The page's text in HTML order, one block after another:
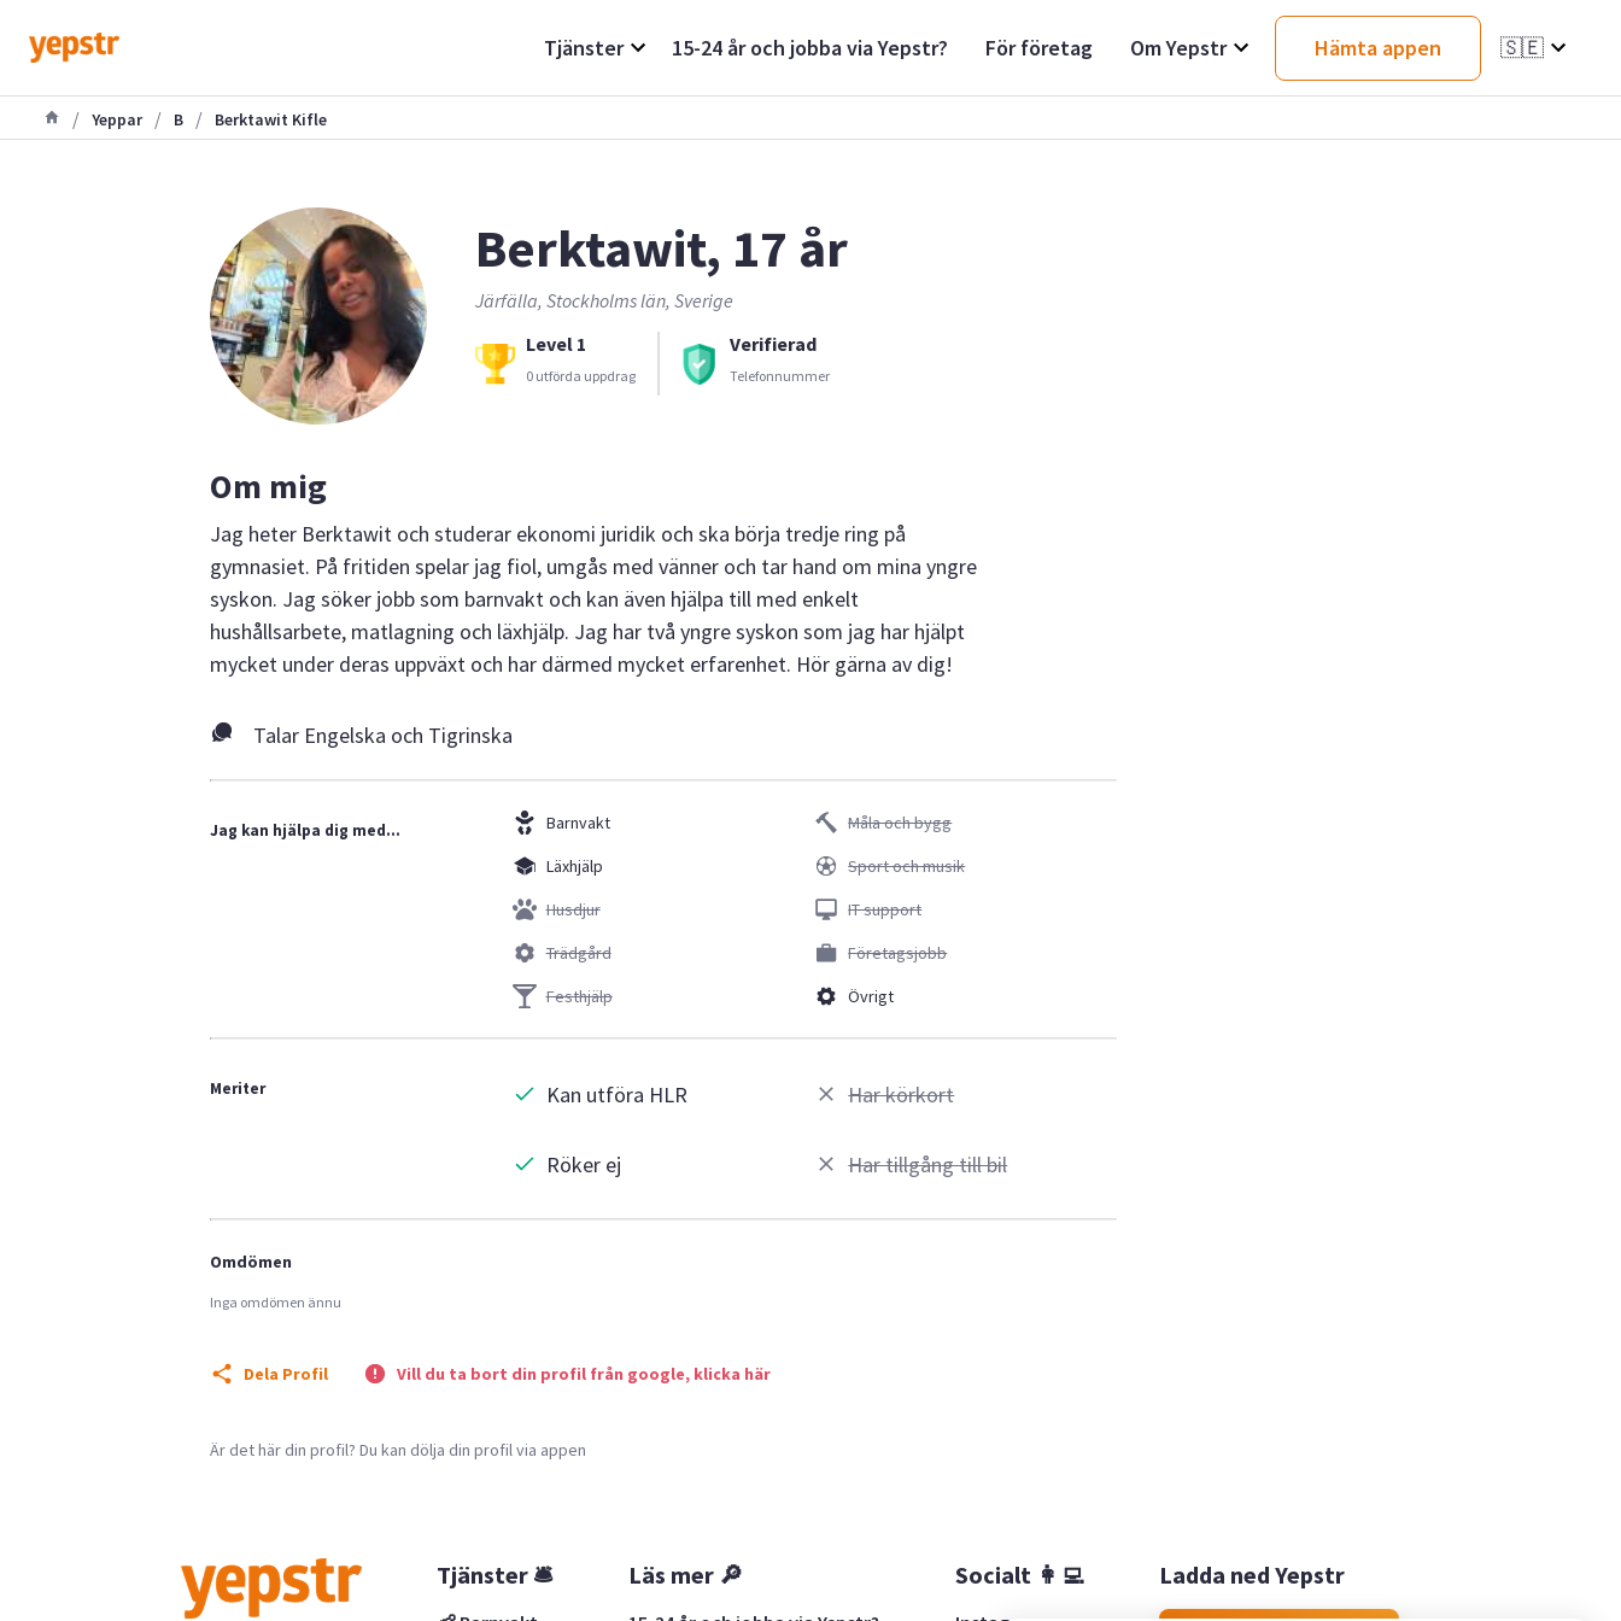
Tjänster 15-24 år och jobba via Yepstr? För företag Om Yepstr Hämta appen 🇸🇪
/ Yeppar / B / Berktawit Kifle
Berktawit, 17 år
Järfälla, Stockholms län, Sverige
Level 1
0 utförda uppdrag
Verifierad
Telefonnummer
Om mig
Jag heter Berktawit och studerar ekonomi juridik och ska börja tredje ring på
gymnasiet. På fritiden spelar jag fiol, umgås med vänner och tar hand om mina yngre
syskon. Jag söker jobb som barnvakt och kan även hjälpa till med enkelt
hushållsarbete, matlagning och läxhjälp. Jag har två yngre syskon som jag har hjälpt
mycket under deras uppväxt och har därmed mycket erfarenhet. Hör gärna av dig!
Talar Engelska och Tigrinska
Jag kan hjälpa dig med...
Barnvakt
Läxhjälp
Husdjur
Trädgård
Festhjälp
Måla och bygg
Sport och musik
IT support
Företagsjobb
Övrigt
Meriter Kan utföra HLR
Röker ej
Har körkort
Har tillgång till bil
Omdömen
Inga omdömen ännu
Dela Profil Vill du ta bort din profil från google, klicka här
Är det här din profil? Du kan dölja din profil via appen
Tjänster 🛎 Läs mer 🔎 Socialt 👩‍💻 Ladda ned Yepstr